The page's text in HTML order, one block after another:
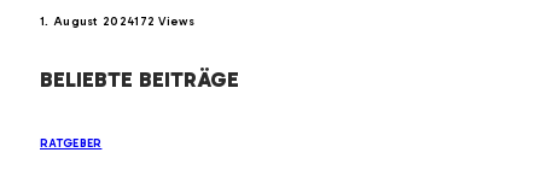
1. August 2024172Views
BELIEBTE BEITRÄGE
RATGEBER